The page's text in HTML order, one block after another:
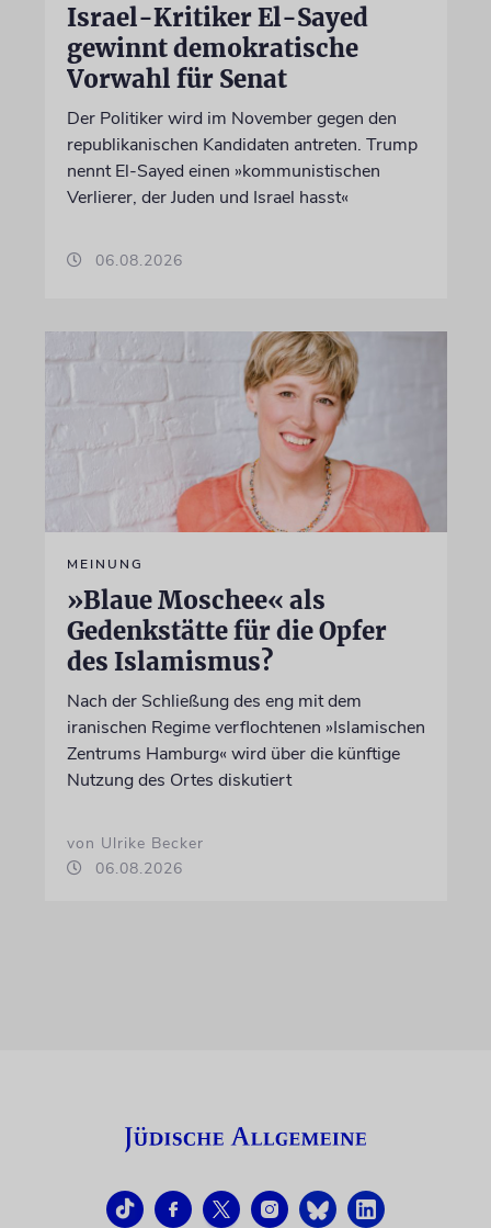
Israel-Kritiker El-Sayed
gewinnt demokratische
Vorwahl für Senat
Der Politiker wird im November gegen den
republikanischen Kandidaten antreten. Trump
nennt El-Sayed einen »kommunistischen
Verlierer, der Juden und Israel hasst«
06.08.2026
MEINUNG
»Blaue Moschee« als
Gedenkstätte für die Opfer
des Islamismus?
Nach der Schließung des eng mit dem
iranischen Regime verflochtenen »Islamischen
Zentrums Hamburg« wird über die künftige
Nutzung des Ortes diskutiert
von Ulrike Becker
06.08.2026